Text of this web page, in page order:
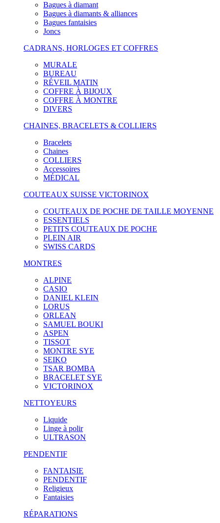
Bagues à diamant
Bagues à diamants & alliances
Bagues fantaisies
Joncs
CADRANS, HORLOGES ET COFFRES
MURALE
BUREAU
RÉVEIL MATIN
COFFRE À BIJOUX
COFFRE À MONTRE
DIVERS
CHAINES, BRACELETS & COLLIERS
Bracelets
Chaines
COLLIERS
Accessoires
MÉDICAL
COUTEAUX SUISSE VICTORINOX
COUTEAUX DE POCHE DE TAILLE MOYENNE
ESSENTIELS
PETITS COUTEAUX DE POCHE
PLEIN AIR
SWISS CARDS
MONTRES
ALPINE
CASIO
DANIEL KLEIN
LORUS
ORLEAN
SAMUEL BOUKI
ASPEN
TISSOT
MONTRE SYE
SEIKO
TSAR BOMBA
BRACELET SYE
VICTORINOX
NETTOYEURS
Liquide
Linge à polir
ULTRASON
PENDENTIF
FANTAISIE
PENDENTIF
Religieux
Fantaisies
RÉPARATIONS